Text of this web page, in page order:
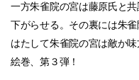
一方朱雀院の宮は藤原氏と
下がらせる。その裏には朱
はたして朱雀院の宮は敵か
絵巻、第３弾！